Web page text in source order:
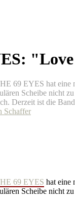
69 EYES hat
Scheibe nicht
Derzeit ist die
Schaffer
69 EYES hat eine
Scheibe nicht